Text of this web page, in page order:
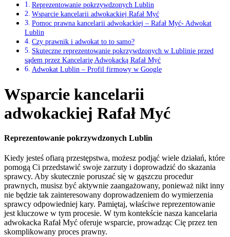
Reprezentowanie pokrzywdzonych Lublin
Wsparcie kancelarii adwokackiej Rafał Myć
Pomoc prawna kancelarii adwokackiej – Rafał Myć- Adwokat
Lublin
Czy prawnik i adwokat to to samo?
Skuteczne reprezentowanie pokrzywdzonych w Lublinie przed
sądem przez Kancelarię Adwokacką Rafał Myć
Adwokat Lublin – Profil firmowy w Google
Wsparcie kancelarii
adwokackiej Rafał Myć
Reprezentowanie pokrzywdzonych Lublin
Kiedy jesteś ofiarą przestępstwa, możesz podjąć wiele działań, które
pomogą Ci przedstawić swoje zarzuty i doprowadzić do skazania
sprawcy. Aby skutecznie poruszać się w gąszczu procedur
prawnych, musisz być aktywnie zaangażowany, ponieważ nikt inny
nie będzie tak zainteresowany doprowadzeniem do wymierzenia
sprawcy odpowiedniej kary. Pamiętaj, właściwe reprezentowanie
jest kluczowe w tym procesie. W tym kontekście nasza kancelaria
adwokacka Rafał Myć oferuje wsparcie, prowadząc Cię przez ten
skomplikowany proces prawny.